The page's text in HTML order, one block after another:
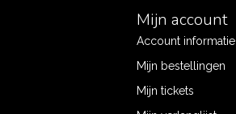
Mijn account
Account informatie
Mijn bestellingen
Mijn tickets